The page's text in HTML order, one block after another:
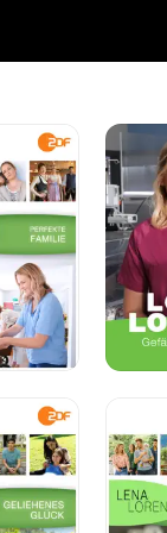
Lena
Lorenz
-
Eltern
für
mein
Kind